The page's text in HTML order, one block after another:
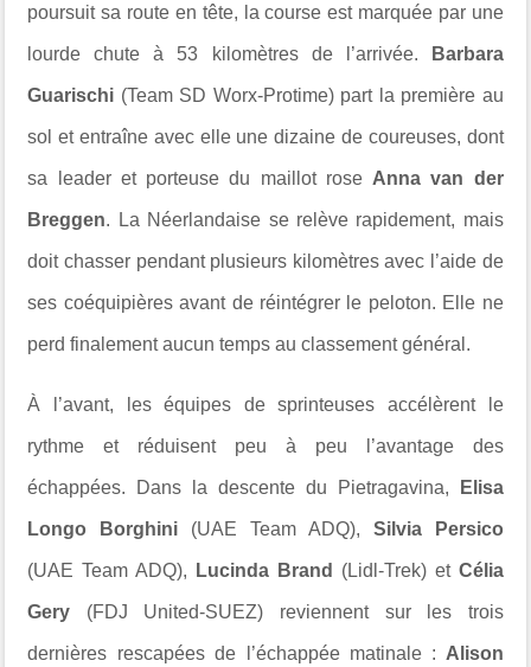
poursuit sa route en tête, la course est marquée par une
lourde chute à 53 kilomètres de l’arrivée. Barbara
Guarischi (Team SD Worx-Protime) part la première au
sol et entraîne avec elle une dizaine de coureuses, dont
sa leader et porteuse du maillot rose Anna van der
Breggen. La Néerlandaise se relève rapidement, mais
doit chasser pendant plusieurs kilomètres avec l’aide de
ses coéquipières avant de réintégrer le peloton. Elle ne
perd finalement aucun temps au classement général.
À l’avant, les équipes de sprinteuses accélèrent le
rythme et réduisent peu à peu l’avantage des
échappées. Dans la descente du Pietragavina, Elisa
Longo Borghini (UAE Team ADQ), Silvia Persico
(UAE Team ADQ), Lucinda Brand (Lidl-Trek) et Célia
Gery (FDJ United-SUEZ) reviennent sur les trois
dernières rescapées de l’échappée matinale : Alison